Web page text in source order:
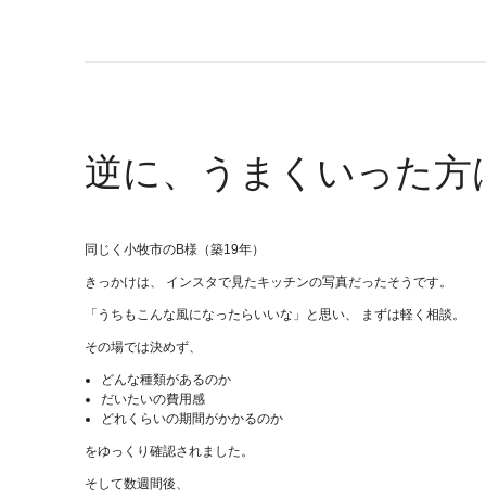
逆に、うまくいった
同じく小牧市のB様（築19年）
きっかけは、 インスタで見たキッチンの写真だったそうです。
「うちもこんな風になったらいいな」と思い、 まずは軽く相談。
その場では決めず、
どんな種類があるのか
だいたいの費用感
どれくらいの期間がかかるのか
をゆっくり確認されました。
そして数週間後、